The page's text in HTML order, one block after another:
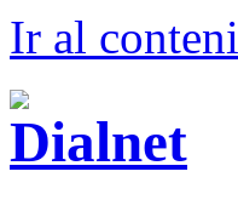
Ir al conteni